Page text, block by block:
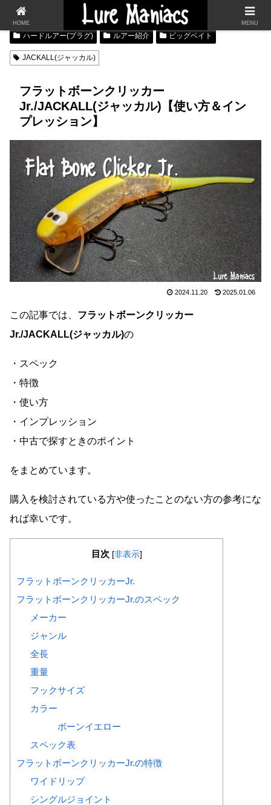
ハードルアー(プラグ) ルアー紹介 ビッグベイト
JACKALL(ジャッカル)
フラットボーンクリッカー
Jr./JACKALL(ジャッカル)【使い方＆イン
プレッション】
2024.11.20 2025.01.06
この記事では、 フラットボーンクリッカー
Jr./JACKALL(ジャッカル)の
・スペック
・特徴
・使い方
・インプレッション
・中古で探すときのポイント
をまとめています。
購入を検討されている方や使ったことのない方の参考にな
れば幸いです。
目次 [非表示]
フラットボーンクリッカーJr.
フラットボーンクリッカーJr.のスペック
メーカー
ジャンル
全長
重量
フックサイズ
カラー
ボーンイエロー
スペック表
フラットボーンクリッカーJr.の特徴
ワイドリップ
シングルジョイント
HOME MENU